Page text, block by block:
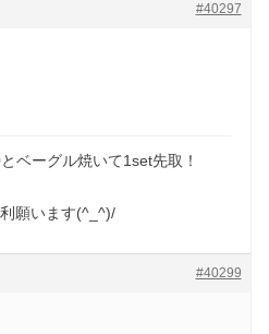
#40297
ベーグル焼いて1set先取！
願います(^_^)/
#40299